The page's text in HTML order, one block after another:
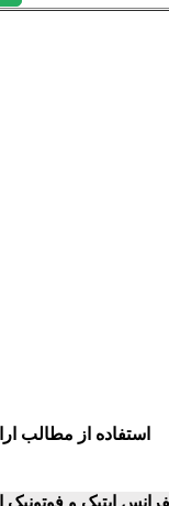
استفاده از مطالب